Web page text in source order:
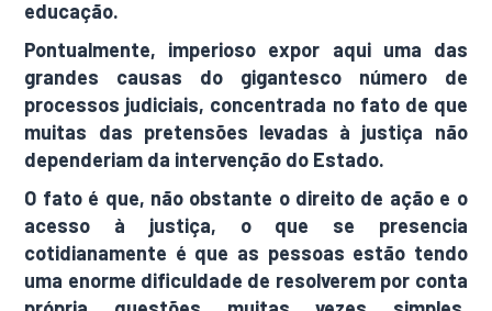
educação.
Pontualmente, imperioso expor aqui uma das
grandes causas do gigantesco número de
processos judiciais, concentrada no fato de que
muitas das pretensões levadas à justiça não
dependeriam da intervenção do Estado.
O fato é que, não obstante o direito de ação e o
acesso à justiça, o que se presencia
cotidianamente é que as pessoas estão tendo
uma enorme dificuldade de resolverem por conta